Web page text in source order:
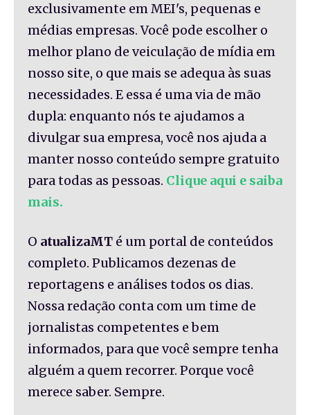
exclusivamente em MEI's, pequenas e
médias empresas. Você pode escolher o
melhor plano de veiculação de mídia em
nosso site, o que mais se adequa às suas
necessidades. E essa é uma via de mão
dupla: enquanto nós te ajudamos a
divulgar sua empresa, você nos ajuda a
manter nosso conteúdo sempre gratuito
para todas as pessoas. Clique aqui e saiba
mais.
O atualizaMT é um portal de conteúdos
completo. Publicamos dezenas de
reportagens e análises todos os dias.
Nossa redação conta com um time de
jornalistas competentes e bem
informados, para que você sempre tenha
alguém a quem recorrer. Porque você
merece saber. Sempre.